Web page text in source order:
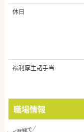
休日
福利厚生諸手当
職場情報